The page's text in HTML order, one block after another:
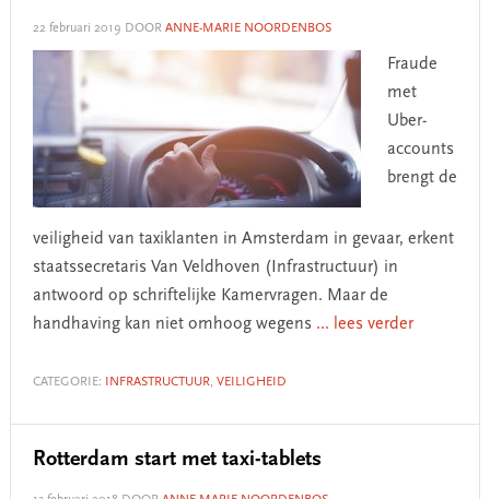
22 februari 2019 DOOR ANNE-MARIE NOORDENBOS
Fraude
met
Uber-
accounts
brengt de
veiligheid van taxiklanten in Amsterdam in gevaar, erkent
staatssecretaris Van Veldhoven (Infrastructuur) in
antwoord op schriftelijke Kamervragen. Maar de
handhaving kan niet omhoog wegens ... lees verder
CATEGORIE: INFRASTRUCTUUR, VEILIGHEID
Rotterdam start met taxi-tablets